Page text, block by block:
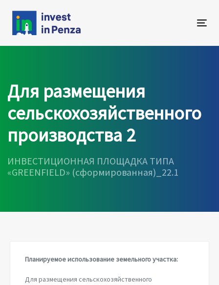
Для размещения
сельскохозяйственного
производства 2
ИНВЕСТИЦИОННАЯ ПЛОЩАДКА ТИПА
«GREENFIELD» (сформированная)_22.1
Планируемое использование земельного участка:
Для размещения сельскохозяйственного